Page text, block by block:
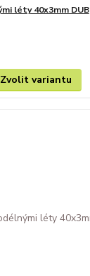
léty 40x3mm DUB
Zvolit variantu